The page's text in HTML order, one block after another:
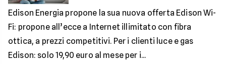
Edison Energia propone la sua nuova offerta Edison Wi-
Fi: propone all’ecce a Internet illimitato con fibra
ottica, a prezzi competitivi. Per i clienti luce e gas
Edison: solo 19,90 euro al mese per i...